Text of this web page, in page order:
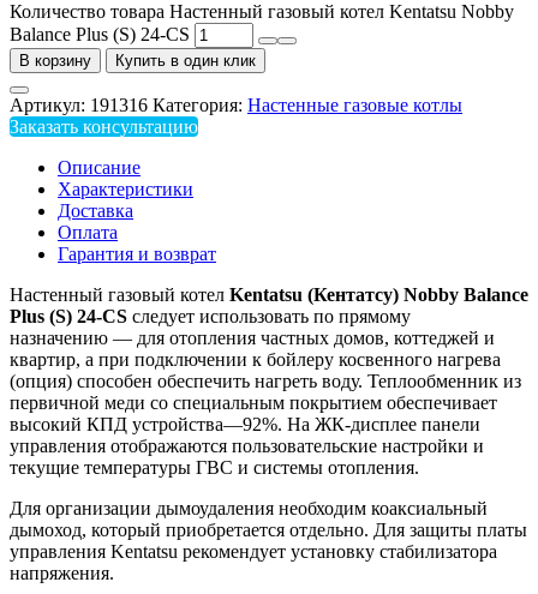
Количество товара Настенный газовый котел Kentatsu Nobby
Balance Plus (S) 24-CS
В корзину Купить в один клик
Артикул: 191316 Категория: Настенные газовые котлы
Заказать консультацию
Описание
Характеристики
Доставка
Оплата
Гарантия и возврат
Настенный газовый котел Kentatsu (Кентатсу) Nobby Balance
Plus (S) 24-CS следует использовать по прямому
назначению — для отопления частных домов, коттеджей и
квартир, а при подключении к бойлеру косвенного нагрева
(опция) способен обеспечить нагреть воду. Теплообменник из
первичной меди со специальным покрытием обеспечивает
высокий КПД устройства—92%. На ЖК-дисплее панели
управления отображаются пользовательские настройки и
текущие температуры ГВС и системы отопления.
Для организации дымоудаления необходим коаксиальный
дымоход, который приобретается отдельно. Для защиты платы
управления Kentatsu рекомендует установку стабилизатора
напряжения.